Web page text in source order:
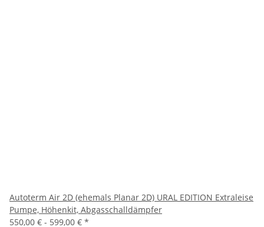
Autoterm Air 2D (ehemals Planar 2D) URAL EDITION Extraleise
Pumpe, Höhenkit, Abgasschalldämpfer
550,00 € - 599,00 € *